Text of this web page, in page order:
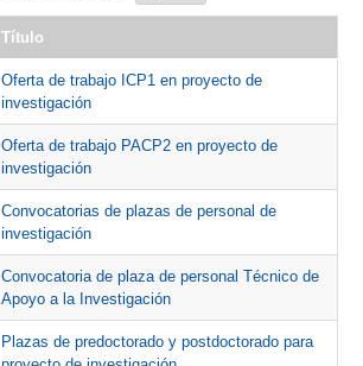
Título
Oferta de trabajo ICP1 en proyecto de
investigación
Oferta de trabajo PACP2 en proyecto de
investigación
Convocatorias de plazas de personal de
investigación
Convocatoria de plaza de personal Técnico de
Apoyo a la Investigación
Plazas de predoctorado y postdoctorado para